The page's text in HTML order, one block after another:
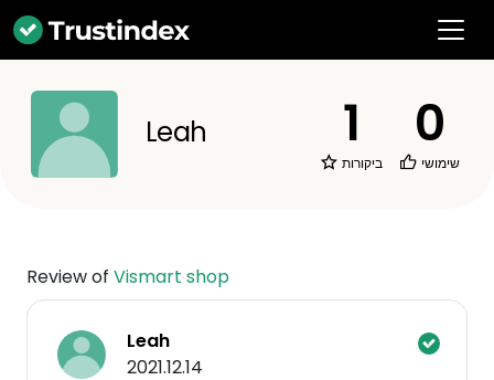
Leah 1
ביקורות
0
שימושי
Review of Vismart shop
Leah
2021.12.14